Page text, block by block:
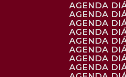
AGENDA
AGENDA
AGENDA
AGENDA
AGENDA
AGENDA
AGENDA
AGENDA